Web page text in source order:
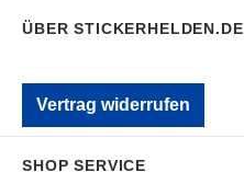
ÜBER STICKERHELDEN.DE
Vertrag widerrufen
SHOP SERVICE